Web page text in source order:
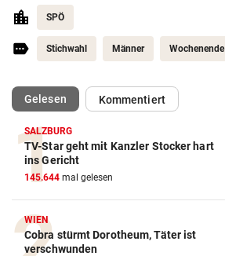
SPÖ
Stichwahl Männer Wochenende
Gelesen(ausgewählt)Kommentiert
SALZBURG
TV-Star geht mit Kanzler Stocker hart
ins Gericht
145.644 mal gelesen
WIEN
Cobra stürmt Dorotheum, Täter ist
verschwunden